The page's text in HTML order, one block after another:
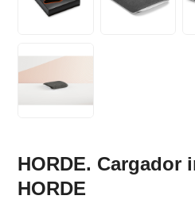
HORDE. Cargador
HORDE